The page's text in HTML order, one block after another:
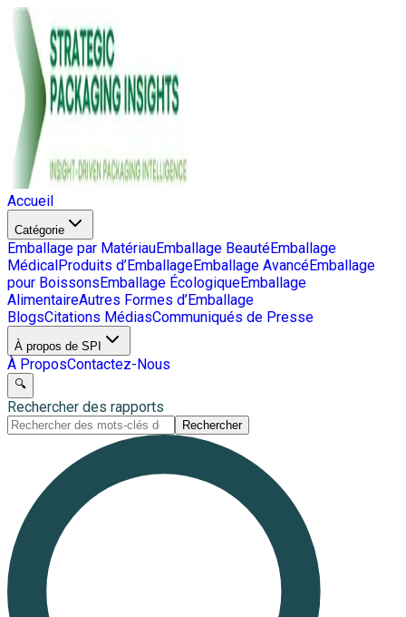
Accueil
Catégorie
Emballage par MatériauEmballage BeautéEmballage
MédicalProduits d’EmballageEmballage AvancéEmballage
pour BoissonsEmballage ÉcologiqueEmballage
AlimentaireAutres Formes d’Emballage
BlogsCitations MédiasCommuniqués de Presse
À propos de SPI
À ProposContactez-Nous
🔍
Rechercher des rapports
Rechercher